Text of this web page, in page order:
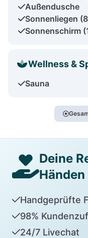
Außendusche
Sonnenliegen
Sonnenschirm
Wellness &
Sauna
Deine
Händen
Handgeprüfte
98%
24/7 Livechat